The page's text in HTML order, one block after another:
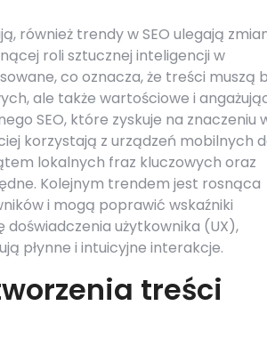
również trendy w SEO ulegają
roli sztucznej inteligencji w
co oznacza, że treści muszą
ale także wartościowe i
SEO, które zyskuje na znaczeniu
korzystają z urządzeń mobilnych
lokalnych fraz kluczowych oraz
Kolejnym trendem jest rosnąca
i mogą poprawić wskaźniki
użytkownika (UX),
płynne i intuicyjne interakcje.
treści